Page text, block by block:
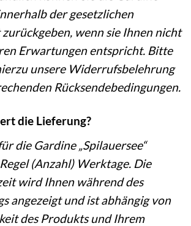
der gesetzlichen
wenn sie Ihnen nicht
Erwartungen entspricht. Bitte
unsere Widerrufsbelehrung
Rücksendebedingungen.
die Lieferung?
die Gardine „Spilauersee“
(Anzahl) Werktage. Die
wird Ihnen während des
angezeigt und ist abhängig von
des Produkts und Ihrem